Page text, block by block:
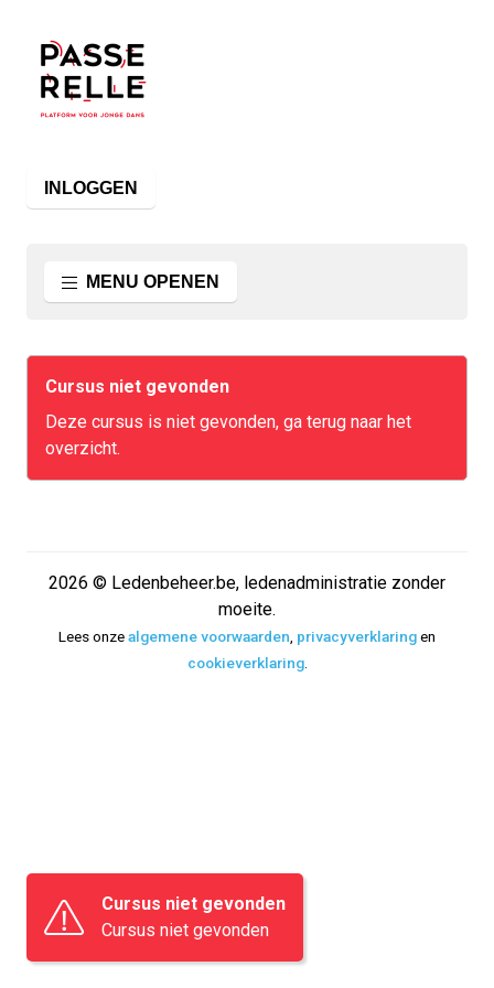
INLOGGEN
MENU OPENEN
Cursus niet gevonden
Deze cursus is niet gevonden, ga terug naar het
overzicht.
2026 © Ledenbeheer.be, ledenadministratie zonder
moeite.
Lees onzealgemene voorwaarden, privacyverklaringen
cookieverklaring.
Cursus niet gevonden
Cursus niet gevonden